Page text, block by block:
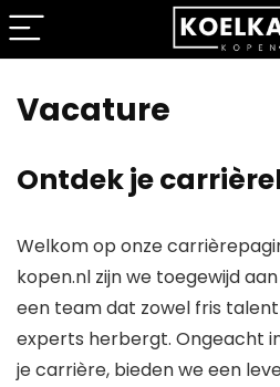
Vacature
Ontdek je
Welkom op onze
kopen.nl zijn we toegewijd
een team dat zowel fris
experts herbergt. Ongeacht
je carrière, bieden we een